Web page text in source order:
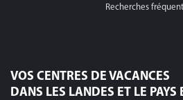
Recherches
VOS CENTRES DE VACANCES
DANS LES LANDES ET LE PAYS